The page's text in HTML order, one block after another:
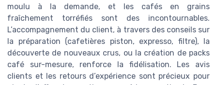
moulu à la demande, et les cafés en grains
fraîchement torréfiés sont des incontournables.
L’accompagnement du client, à travers des conseils sur
la préparation (cafetières piston, expresso, filtre), la
découverte de nouveaux crus, ou la création de packs
café sur-mesure, renforce la fidélisation. Les avis
clients et les retours d’expérience sont précieux pour